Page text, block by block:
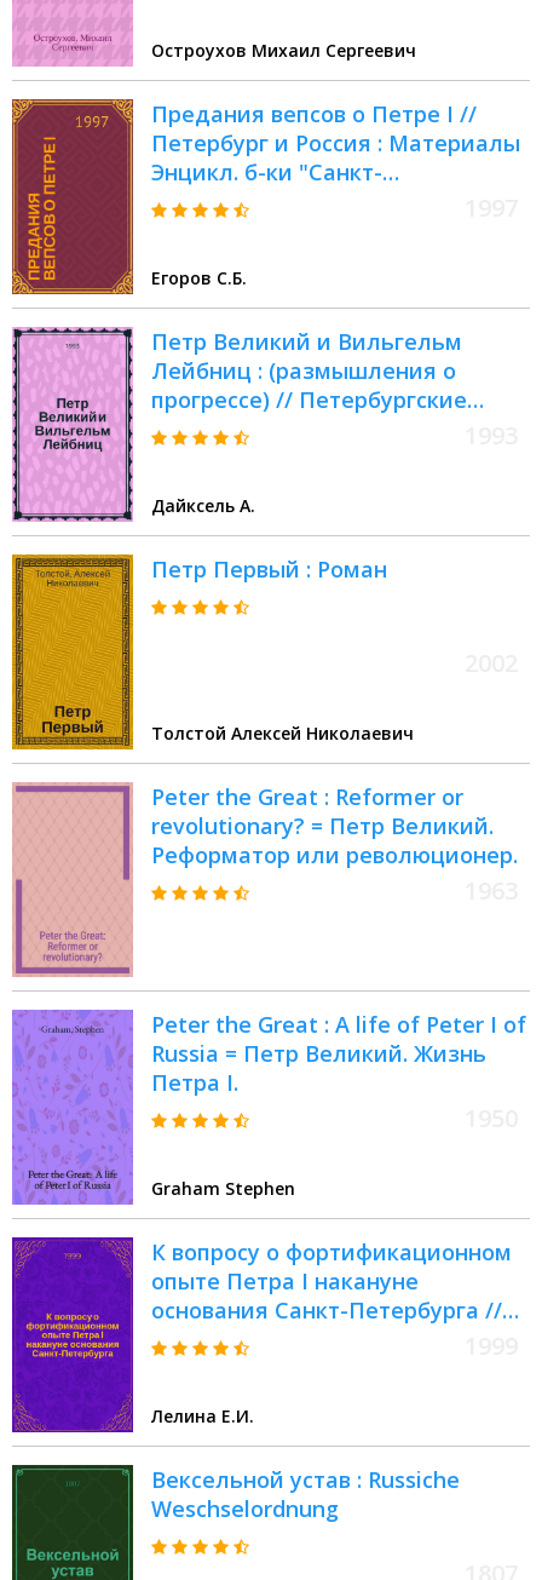
Остроухов Михаил Сергеевич
Предания вепсов о Петре I //
Петербург и Россия : Материалы
Энцикл. б-ки "Санкт-
Петербург-2003"
Егоров С.Б.
Петр Великий и Вильгельм
Лейбниц : (размышления о
прогрессе) // Петербургские
чтения. Вып.2. : Науч. конф.,
Культура и международные
связи С.-Петербурга в петровское
время
Дайксель А.
Петр Первый : Роман
Толстой Алексей Николаевич
Peter the Great : Reformer or
revolutionary? = Петр Великий.
Реформатор или революционер.
Peter the Great : A life of Peter I of
Russia = Петр Великий. Жизнь
Петра I.
Graham Stephen
К вопросу о фортификационном
опыте Петра I накануне
основания Санкт-Петербурга //
Петербургские чтения, 98-99 :
Лелина Е.И.
Вексельной устав : Russiche
Weschselordnung